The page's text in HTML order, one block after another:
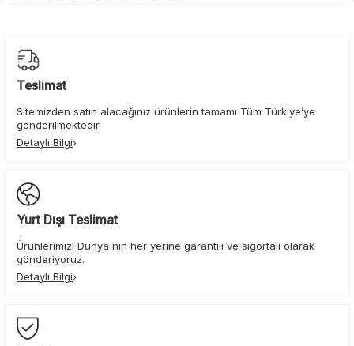
Teslimat
Sitemizden satın alacağınız ürünlerin tamamı Tüm Türkiye’ye
gönderilmektedir.
Detaylı Bilgi
Yurt Dışı Teslimat
Ürünlerimizi Dünya'nın her yerine garantili ve sigortalı olarak
gönderiyoruz.
Detaylı Bilgi